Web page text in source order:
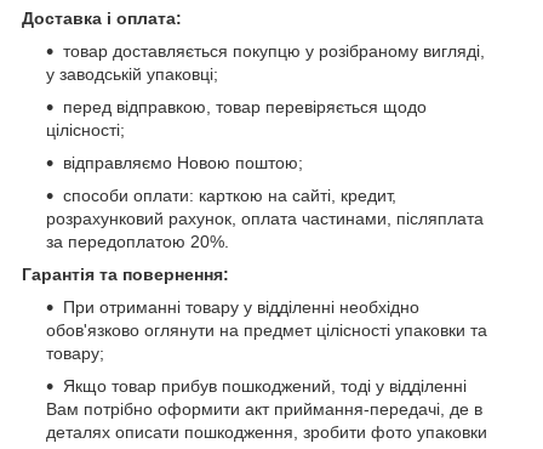
Доставка і оплата:
товар доставляється покупцю у розібраному вигляді,
у заводській упаковці;
перед відправкою, товар перевіряється щодо
цілісності;
відправляємо Новою поштою;
cпособи оплати: карткою на сайті, кредит,
розрахунковий рахунок, оплата частинами, післяплата
за передоплатою 20%.
Гарантія та повернення:
При отриманні товару у відділенні необхідно
обов'язково оглянути на предмет цілісності упаковки та
товару;
Якщо товар прибув пошкоджений, тоді у відділенні
Вам потрібно оформити акт приймання-передачі, де в
деталях описати пошкодження, зробити фото упаковки